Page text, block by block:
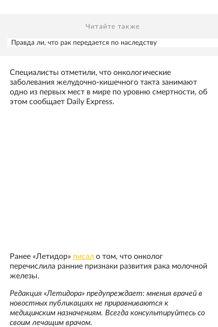
Читайте также
Правда ли, что рак передается по наследству
Специалисты отметили, что онкологические
заболевания желудочно-кишечного такта занимают
одно из первых мест в мире по уровню смертности, об
этом сообщает Daily Express.
Ранее «Летидор» писал о том, что онколог
перечислила ранние признаки развития рака молочной
железы.
Редакция «Летидора» предупреждает: мнения врачей в
новостных публикациях не приравниваются к
медицинским назначениям. Всегда консультируйтесь со
своим лечащим врачом.